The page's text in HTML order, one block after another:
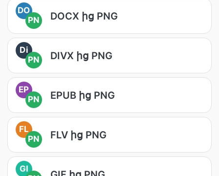
DO
PN
DOCX ից PNG
Di
PN
DIVX ից PNG
EP
PN
EPUB ից PNG
FL
PN
FLV ից PNG
GI